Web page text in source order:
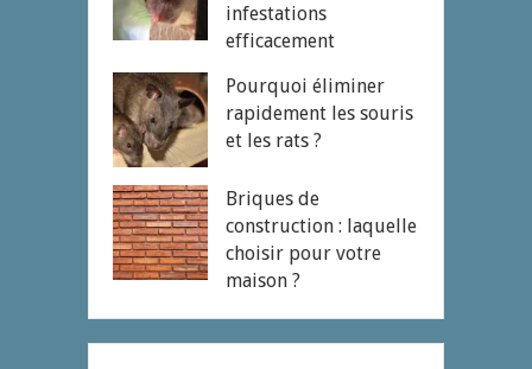
infestations
efficacement
Pourquoi éliminer
rapidement les souris
et les rats ?
Briques de
construction : laquelle
choisir pour votre
maison ?